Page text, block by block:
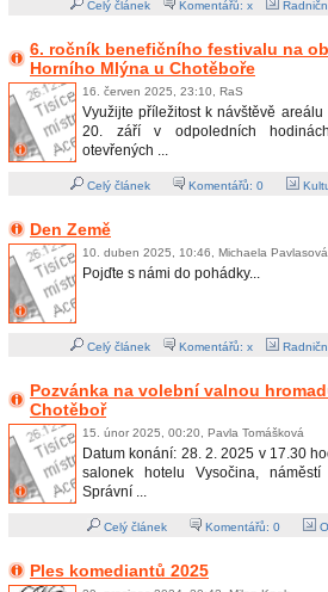
Celý článek Komentářů: x
6. ročník benefičního festivalu na
Horního Mlýna u Chotěboře
16. červen 2025, 23:10, RaS
Využijte příležitost k návštěvě
20. září v odpoledních
otevřených ...
Celý článek Komentářů: 0
Den Země
10. duben 2025, 10:46, Michaela Pavlasová
Pojďte s námi do pohádky...
Celý článek Komentářů: x
Pozvánka na volební valnou
Chotěboř
15. únor 2025, 00:20, Pavla Tomášková
Datum konání: 28. 2. 2025 v 17.30
salonek hotelu Vysočina, náměstí
Správní ...
Celý článek Komentářů: 0
Ples komediantů 2025